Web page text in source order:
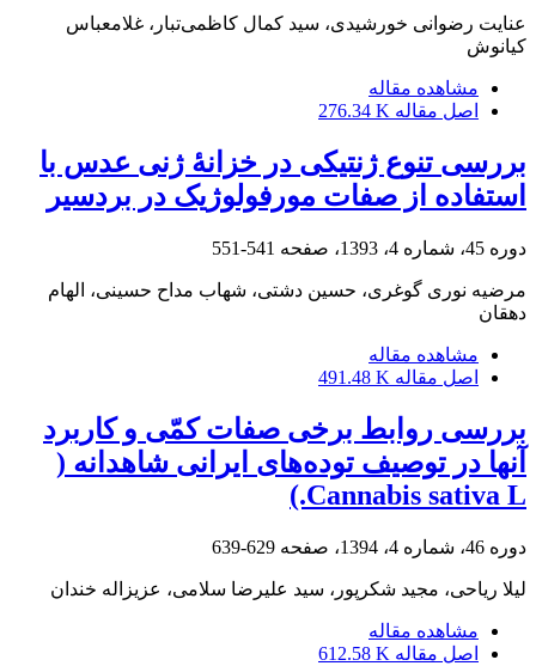
عنایت رضوانی خورشیدی، سید کمال کاظمی‌تبار، غلامعباس
کیانوش
مشاهده مقاله
اصل مقاله 276.34 K
بررسی تنوع ژنتیکی در خزانۀ ژنی عدس با
استفاده از صفات مورفولوژیک در بردسیر
دوره 45، شماره 4، 1393، صفحه 541-551
مرضیه نوری گوغری، حسین دشتی، شهاب مداح حسینی، الهام
دهقان
مشاهده مقاله
اصل مقاله 491.48 K
بررسی روابط برخی صفات کمّی و کاربرد
آنها در توصیف توده‌های ایرانی شاهدانه (
Cannabis sativa L.)
دوره 46، شماره 4، 1394، صفحه 629-639
لیلا ریاحی، مجید شکرپور، سید علیرضا سلامی، عزیزاله خندان
مشاهده مقاله
اصل مقاله 612.58 K